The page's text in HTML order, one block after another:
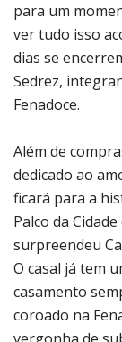
para um
ver tudo isso
dias se
Sedrez,
Fenadoce.
Além de
dedicado ao
ficará para a
Palco da
surpreendeu
O casal já tem
casamento
coroado na